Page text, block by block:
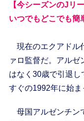
【今シーズンのJリ
いつでもどこでも簡
現在のエクアドル
ァロ監督だ。アルゼ
はなく30歳で引退
すぐの1992年に始ま
母国アルゼンチン